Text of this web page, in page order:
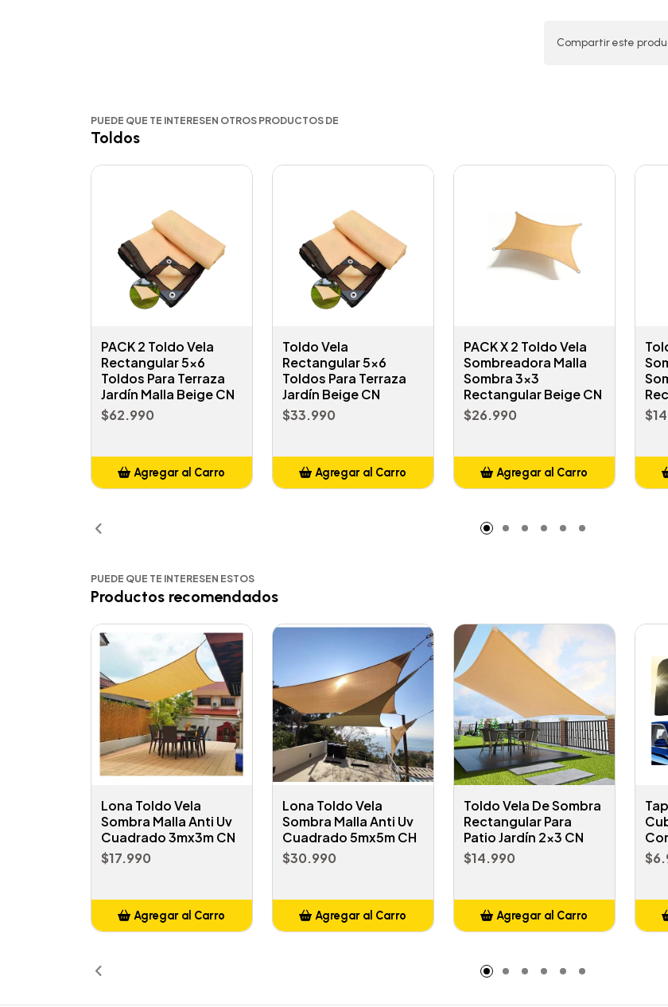
Compartir este
PUEDE QUE TE INTERESEN OTROS PRODUCTOS DE
Toldos
PACK 2 Toldo Vela
Rectangular 5x6
Toldos Para Terraza
Jardín Malla Beige CN
$62.990
Agregar al Carro
Toldo Vela
Rectangular 5x6
Toldos Para Terraza
Jardín Beige CN
$33.990
Agregar al Carro
PACK X 2 Toldo Vela
Sombreadora Malla
Sombra 3x3
Rectangular Beige CN
$26.990
Agregar al Carro
PUEDE QUE TE INTERESEN ESTOS
Productos recomendados
Lona Toldo Vela
Sombra Malla Anti Uv
Cuadrado 3mx3m CN
$17.990
Agregar al Carro
Lona Toldo Vela
Sombra Malla Anti Uv
Cuadrado 5mx5m CH
$30.990
Agregar al Carro
Toldo Vela De Sombra
Rectangular Para
Patio Jardín 2x3 CN
$14.990
Agregar al Carro